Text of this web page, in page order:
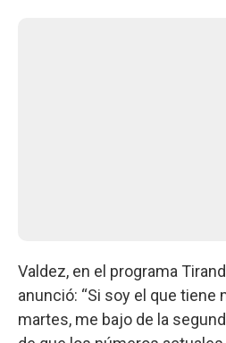
Valdez, en el programa
anunció: “Si soy el que tiene
martes, me bajo de la